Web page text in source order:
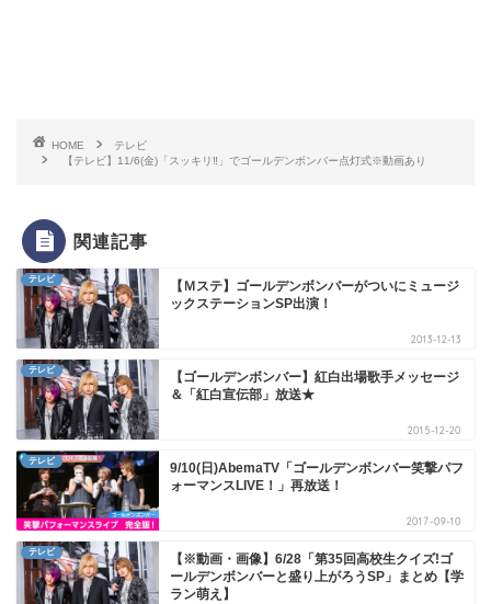
HOME
テレビ
【テレビ】11/6(金)「スッキリ‼」でゴールデンボンバー点灯式※動画あり
関連記事
テレビ
【Ｍステ】ゴールデンボンバーがついにミュージ
ックステーションSP出演！
2013-12-13
テレビ
【ゴールデンボンバー】紅白出場歌手メッセージ
＆「紅白宣伝部」放送★
2015-12-20
テレビ
9/10(日)AbemaTV「ゴールデンボンバー笑撃パフ
ォーマンスLIVE！」再放送！
2017-09-10
テレビ
【※動画・画像】6/28「第35回高校生クイズ!ゴ
ールデンボンバーと盛り上がろうSP」まとめ【学
ラン萌え】